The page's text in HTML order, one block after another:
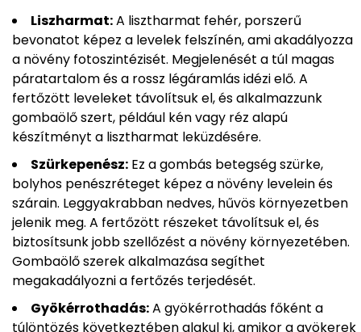
Liszharmat:A lisztharmat fehér, porszerű
bevonatot képez a levelek felszínén, ami akadályozza
a növény fotoszintézisét. Megjelenését a túl magas
páratartalom és a rossz légáramlás idézi elő. A
fertőzött leveleket távolítsuk el, és alkalmazzunk
gombaölő szert, például kén vagy réz alapú
készítményt a lisztharmat leküzdésére.
Szürkepenész: Ez a gombás betegség szürke,
bolyhos penészréteget képez a növény levelein és
szárain. Leggyakrabban nedves, hűvös környezetben
jelenik meg. A fertőzött részeket távolítsuk el, és
biztosítsunk jobb szellőzést a növény környezetében.
Gombaölő szerek alkalmazása segíthet
megakadályozni a fertőzés terjedését.
Gyökérrothadás:A gyökérrothadás főként a
túlöntözés következtében alakul ki, amikor a gyökerek